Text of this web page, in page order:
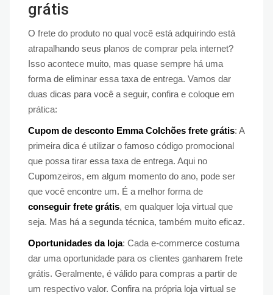
grátis
O frete do produto no qual você está adquirindo está
atrapalhando seus planos de comprar pela internet?
Isso acontece muito, mas quase sempre há uma
forma de eliminar essa taxa de entrega. Vamos dar
duas dicas para você a seguir, confira e coloque em
prática:
Cupom de desconto Emma Colchões frete grátis: A
primeira dica é utilizar o famoso código promocional
que possa tirar essa taxa de entrega. Aqui no
Cupomzeiros, em algum momento do ano, pode ser
que você encontre um. É a melhor forma de
conseguir frete grátis, em qualquer loja virtual que
seja. Mas há a segunda técnica, também muito eficaz.
Oportunidades da loja: Cada e-commerce costuma
dar uma oportunidade para os clientes ganharem frete
grátis. Geralmente, é válido para compras a partir de
um respectivo valor. Confira na própria loja virtual se